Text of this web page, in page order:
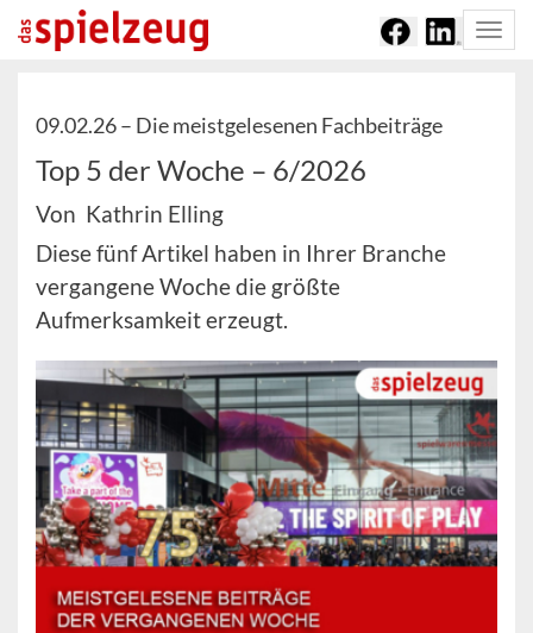
09.02.26 – Die meistgelesenen Fachbeiträge
Top 5 der Woche – 6/2026
Von Kathrin Elling
Diese fünf Artikel haben in Ihrer Branche
vergangene Woche die größte
Aufmerksamkeit erzeugt.